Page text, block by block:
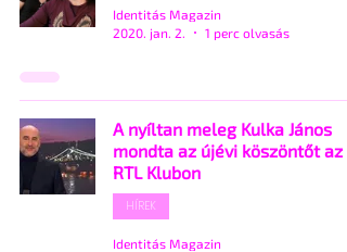
Identitás Magazin
2020. jan. 2.
1 perc olvasás
A nyíltan meleg Kulka János
mondta az újévi köszöntőt az
RTL Klubon
HÍREK
Identitás Magazin